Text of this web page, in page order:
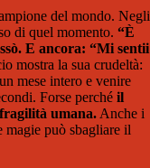
del mondo. Negli
di quel momento. “È
E ancora: “Mi sentii
mostra la sua crudeltà:
mese intero e venire
Forse perché il
umana. Anche i
magie può sbagliare il